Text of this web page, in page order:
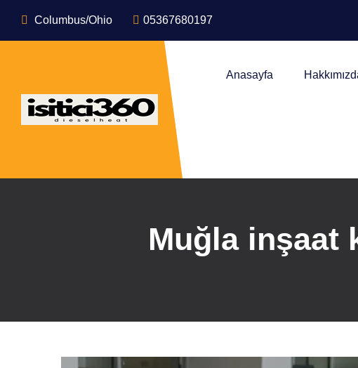
Columbus/Ohio 05367680197
Anasayfa
Muğla inşaat